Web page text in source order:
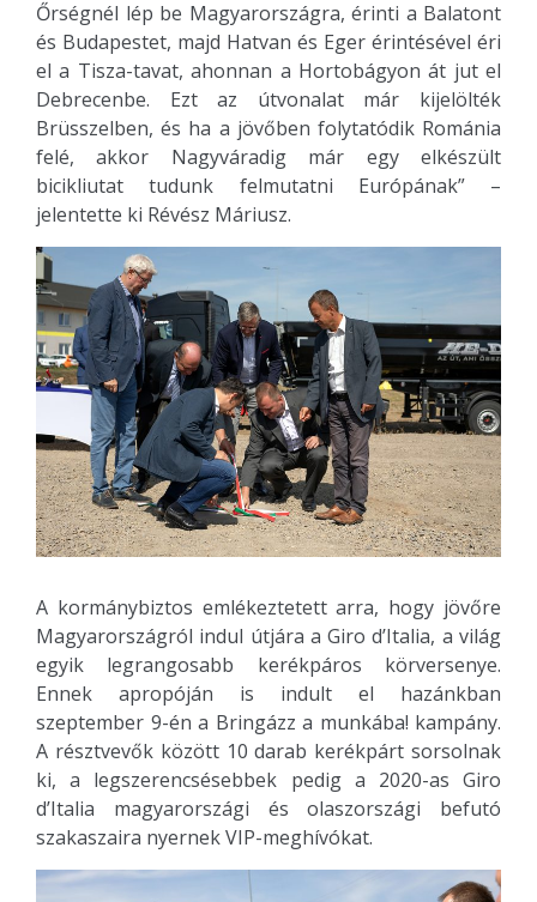
Őrségnél lép be Magyarországra, érinti a Balatont
és Budapestet, majd Hatvan és Eger érintésével éri
el a Tisza-tavat, ahonnan a Hortobágyon át jut el
Debrecenbe. Ezt az útvonalat már kijelölték
Brüsszelben, és ha a jövőben folytatódik Románia
felé, akkor Nagyváradig már egy elkészült
bicikliutat tudunk felmutatni Európának” –
jelentette ki Révész Máriusz.
A kormánybiztos emlékeztetett arra, hogy jövőre
Magyarországról indul útjára a Giro d’Italia, a világ
egyik legrangosabb kerékpáros körversenye.
Ennek apropóján is indult el hazánkban
szeptember 9-én a Bringázz a munkába! kampány.
A résztvevők között 10 darab kerékpárt sorsolnak
ki, a legszerencsésebbek pedig a 2020-as Giro
d’Italia magyarországi és olaszországi befutó
szakaszaira nyernek VIP-meghívókat.